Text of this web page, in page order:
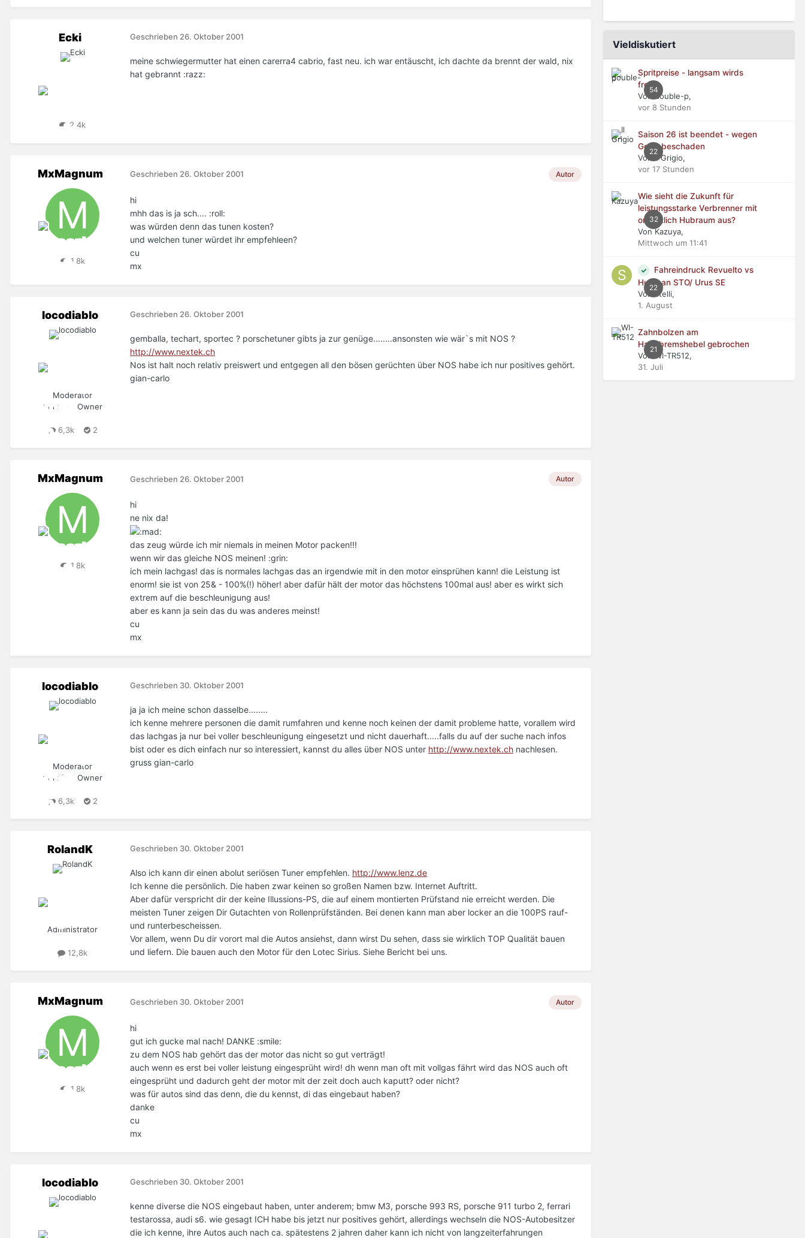
Ecki
2,4k
Geschrieben 26. Oktober 2001
meine schwiegermutter hat einen carerra4 cabrio, fast neu. ich war entäuscht, ich dachte da brennt der wald, nix
hat gebrannt :razz:
MxMagnum
1,8k
Autor
Geschrieben 26. Oktober 2001
hi
mhh das is ja sch.... :roll:
was würden denn das tunen kosten?
und welchen tuner würdet ihr empfehleen?
cu
mx
locodiablo
Moderator
Certified Owner
6,3k 2
Geschrieben 26. Oktober 2001
gemballa, techart, sportec ? porschetuner gibts ja zur genüge........ansonsten wie wär`s mit NOS ?
http://www.nextek.ch
Nos ist halt noch relativ preiswert und entgegen all den bösen gerüchten über NOS habe ich nur positives gehört.
gian-carlo
MxMagnum
1,8k
Autor
Geschrieben 26. Oktober 2001
hi
ne nix da!
das zeug würde ich mir niemals in meinen Motor packen!!!
wenn wir das gleiche NOS meinen! :grin:
ich mein lachgas! das is normales lachgas das an irgendwie mit in den motor einsprühen kann! die Leistung ist
enorm! sie ist von 25& - 100%(!) höher! aber dafür hält der motor das höchstens 100mal aus! aber es wirkt sich
extrem auf die beschleunigung aus!
aber es kann ja sein das du was anderes meinst!
cu
mx
locodiablo
Moderator
Certified Owner
6,3k 2
Geschrieben 30. Oktober 2001
ja ja ich meine schon dasselbe........
ich kenne mehrere personen die damit rumfahren und kenne noch keinen der damit probleme hatte, vorallem wird
das lachgas ja nur bei voller beschleunigung eingesetzt und nicht dauerhaft.....falls du auf der suche nach infos
bist oder es dich einfach nur so interessiert, kannst du alles über NOS unter http://www.nextek.ch nachlesen.
gruss gian-carlo
RolandK
Administrator
12,8k
Geschrieben 30. Oktober 2001
Also ich kann dir einen abolut seriösen Tuner empfehlen. http://www.lenz.de
Ich kenne die persönlich. Die haben zwar keinen so großen Namen bzw. Internet Auftritt.
Aber dafür verspricht dir der keine Illussions-PS, die auf einem montierten Prüfstand nie erreicht werden. Die
meisten Tuner zeigen Dir Gutachten von Rollenprüfständen. Bei denen kann man aber locker an die 100PS rauf-
und runterbescheissen.
Vor allem, wenn Du dir vorort mal die Autos ansiehst, dann wirst Du sehen, dass sie wirklich TOP Qualität bauen
und liefern. Die bauen auch den Motor für den Lotec Sirius. Siehe Bericht bei uns.
MxMagnum
1,8k
Autor
Geschrieben 30. Oktober 2001
hi
gut ich gucke mal nach! DANKE :smile:
zu dem NOS hab gehört das der motor das nicht so gut verträgt!
auch wenn es erst bei voller leistung eingesprüht wird! dh wenn man oft mit vollgas fährt wird das NOS auch oft
eingesprüht und dadurch geht der motor mit der zeit doch auch kaputt? oder nicht?
was für autos sind das denn, die du kennst, di das eingebaut haben?
danke
cu
mx
locodiablo Geschrieben 30. Oktober 2001
kenne diverse die NOS eingebaut haben, unter anderem; bmw M3, porsche 993 RS, porsche 911 turbo 2, ferrari
testarossa, audi s6. wie gesagt ICH habe bis jetzt nur positives gehört, allerdings wechseln die NOS-Autobesitzer
die ich kenne, ihre Autos auch nach ca. spätestens 2 jahren daher kann ich nicht von langzeiterfahrungen
Vieldiskutiert
54
Spritpreise - langsam wirds
frech
Von double-p,
vor 8 Stunden
22
Saison 26 ist beendet - wegen
Getriebeschaden
Von Il Grigio,
vor 17 Stunden
32
Wie sieht die Zukunft für
leistungsstarke Verbrenner mit
ordentlich Hubraum aus?
Von Kazuya,
Mittwoch um 11:41
22
Fahreindruck Revuelto vs
Huracan STO/ Urus SE
Von stelli,
1. August
21
Zahnbolzen am
Handbremshebel gebrochen
Von WI-TR512,
31. Juli